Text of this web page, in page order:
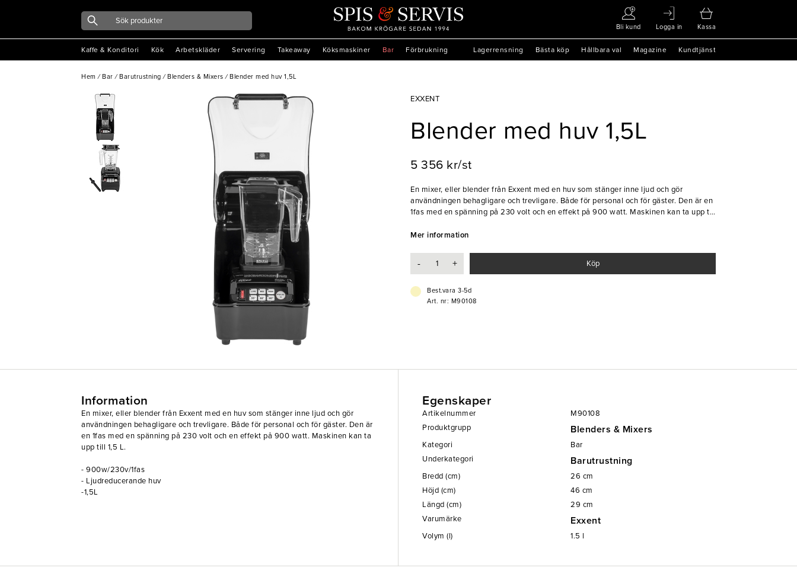
Bli kund Logga in Kassa
Kaffe & Konditori Kök Arbetskläder Servering Takeaway Köksmaskiner Bar Förbrukning Lagerrensning Bästa köp Hållbara val Magazine Kundtjänst
Hem / Bar / Barutrustning / Blenders & Mixers / Blender med huv 1,5L
EXXENT
Blender med huv 1,5L
5 356 kr/st
En mixer, eller blender från Exxent med en huv som stänger inne ljud och gör
användningen behagligare och trevligare. Både för personal och för gäster. Den är en
1fas med en spänning på 230 volt och en effekt på 900 watt. Maskinen kan ta upp till
Mer information
- + Köp
Best.vara 3-5d
Art. nr: M90108
Information
En mixer, eller blender från Exxent med en huv som stänger inne ljud och gör
användningen behagligare och trevligare. Både för personal och för gäster. Den är
en 1fas med en spänning på 230 volt och en effekt på 900 watt. Maskinen kan ta
upp till 1,5 L.
- 900w/230v/1fas
- Ljudreducerande huv
-1,5L
Egenskaper
Artikelnummer
M90108
Produktgrupp
Blenders & Mixers
Kategori
Bar
Underkategori
Barutrustning
Bredd (cm) 26 cm
Höjd (cm)
46 cm
Längd (cm)
29 cm
Varumärke
Exxent
Volym (l) 1.5 l